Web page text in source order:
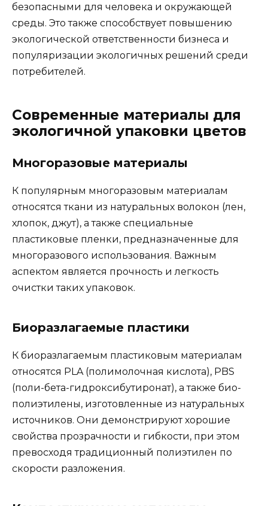
безопасными для человека и окружающей
среды. Это также способствует повышению
экологической ответственности бизнеса и
популяризации экологичных решений среди
потребителей.
Современные материалы для
экологичной упаковки цветов
Многоразовые материалы
К популярным многоразовым материалам
относятся ткани из натуральных волокон (лен,
хлопок, джут), а также специальные
пластиковые пленки, предназначенные для
многоразового использования. Важным
аспектом является прочность и легкость
очистки таких упаковок.
Биоразлагаемые пластики
К биоразлагаемым пластиковым материалам
относятся PLA (полимолочная кислота), PBS
(поли-бета-гидроксибутиронат), а также био-
полиэтилены, изготовленные из натуральных
источников. Они демонстрируют хорошие
свойства прозрачности и гибкости, при этом
превосходя традиционный полиэтилен по
скорости разложения.